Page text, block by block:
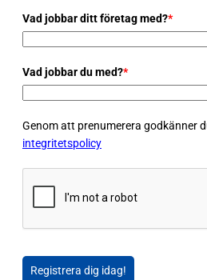
Vad jobbar ditt företag med?*
Vad jobbar du med?*
Genom att prenumerera godkänner
integritetspolicy
Registrera dig idag!